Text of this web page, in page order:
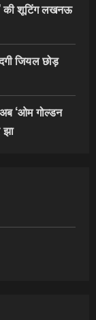
की शूटिंग लखनऊ
जियल छोड़
‘ओम गोल्डन